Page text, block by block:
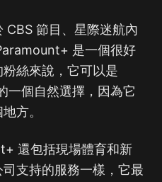
CBS 節目、星際迷航內
是一個很好
絲來說，它可以是
一個自然選擇，因為它
方。
還包括現場體育和新
支持的服務一樣，它最